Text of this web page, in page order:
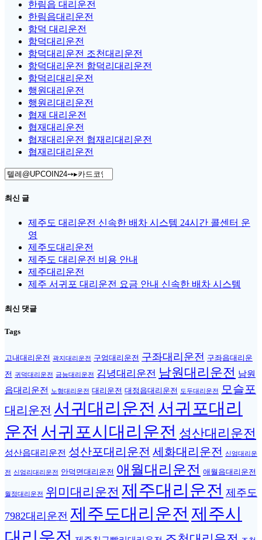
한림읍 대리운전
한림읍대리운전
함덕 대리운전
함덕대리운전
함덕대리운전 조천대리운전
함덕대리운전 함덕리대리운전
함덕리대리운전
행원대리운전
행원리대리운전
협재 대리운전
협재대리운전
협재대리운전 협재리대리운전
협재리대리운전
Search
for:
최신 글
제주도 대리운전 신속한 배차 시스템 24시간 콜센터 운
영
제주도대리운전
제주도 대리운전 비용 안내
제주대리운전
제주 서귀포 대리운전 요금 안내 신속한 배차 시스템
최신 댓글
Tags
고내대리운전 곽지대리운전 구엄대리운전 구좌대리운전 구좌읍대리운
전 귀덕대리운전 금능대리운전 김녕대리운전 남원대리운전 남원
읍대리운전
노형대리운전 대리운전 대정읍대리운전 도두대리운전
모슬포
대리운전 서귀대리운전 서귀포대리
운전 서귀포시대리운전 성산대리운전
성산읍대리운전 성산포대리운전 세화대리운전 신엄대리운
전 신엄리대리운전 안덕면대리운전 애월대리운전 애월읍대리운전
월정대리운전 위미대리운전 제주대리운전 제주도
7982대리운전 제주도대리운전 제주시